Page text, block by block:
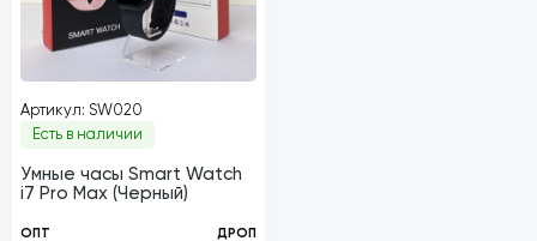
Артикул: SW020
Есть в наличии
Умные часы Smart Watch
i7 Pro Max (Черный)
ОПТ ДРОП